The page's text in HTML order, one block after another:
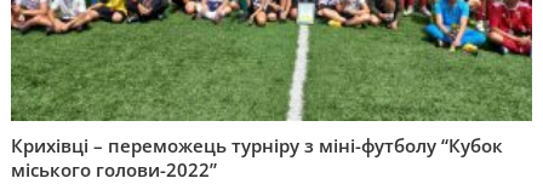
Крихівці – переможець турніру з міні-футболу “Кубок
міського голови-2022”